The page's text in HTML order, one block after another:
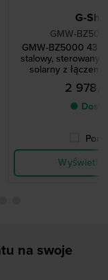
G-
GMW-
GMW-BZ5000 43.2
stalowy, sterowany
solarny z łączem
2
●
Wyświetl
na swoje